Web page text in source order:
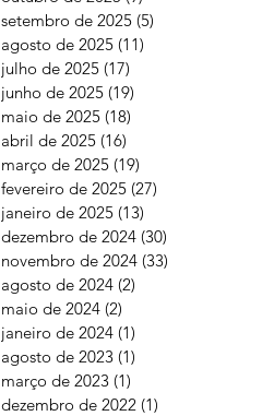
setembro de 2025 (5)
agosto de 2025 (11)
julho de 2025 (17)
junho de 2025 (19)
maio de 2025 (18)
abril de 2025 (16)
março de 2025 (19)
fevereiro de 2025 (27)
janeiro de 2025 (13)
dezembro de 2024 (30)
novembro de 2024 (33)
agosto de 2024 (2)
maio de 2024 (2)
janeiro de 2024 (1)
agosto de 2023 (1)
março de 2023 (1)
dezembro de 2022 (1)